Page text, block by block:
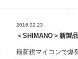
2016.02.23
＜SHIMANO＞新製
最新鋭マイコンで爆